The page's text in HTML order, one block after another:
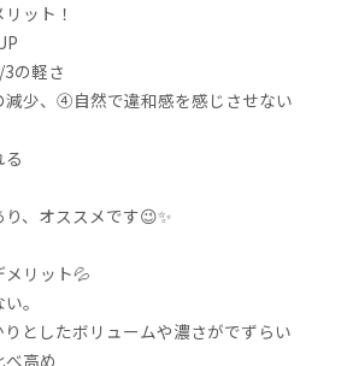
ット！
の軽さ
少、④自然で違和感を感じさせない
、オススメです😉✨
メリット💦
。
としたボリュームや濃さがでずらい
高め